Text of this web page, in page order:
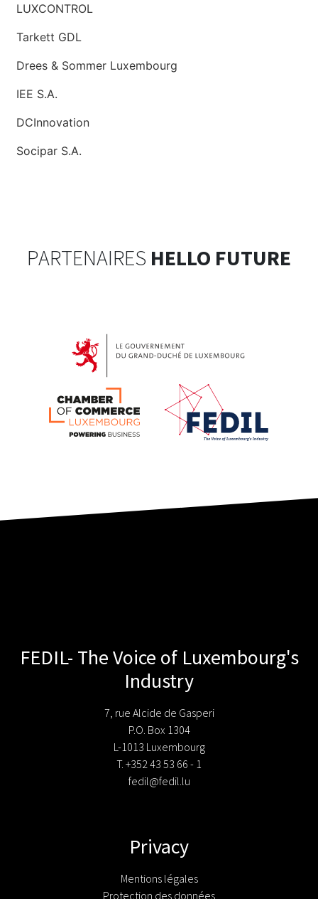
LUXCONTROL
Tarkett GDL
Drees & Sommer Luxembourg
IEE S.A.
DCInnovation
Socipar S.A.
PARTENAIRES HELLO FUTURE
FEDIL- The Voice of Luxembourg's
Industry
7, rue Alcide de Gasperi
P.O. Box 1304
L-1013 Luxembourg
T. +352 43 53 66 - 1
fedil@fedil.lu
Privacy
Mentions légales
Protection des données